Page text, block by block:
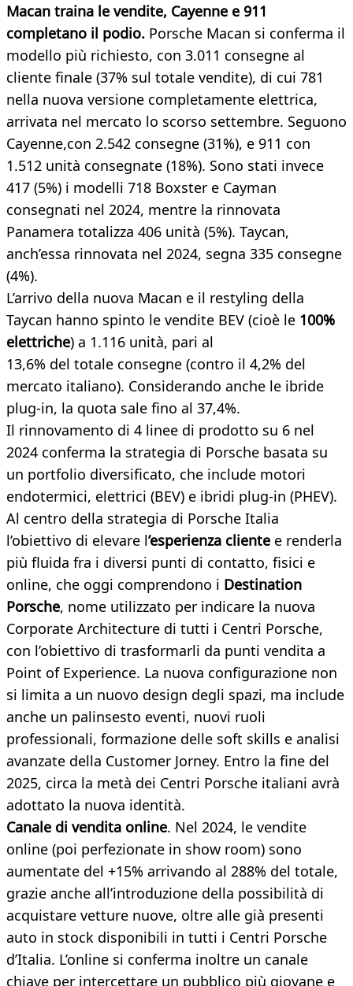
Macan traina le vendite, Cayenne e 911
completano il podio. Porsche Macan si conferma il
modello più richiesto, con 3.011 consegne al
cliente finale (37% sul totale vendite), di cui 781
nella nuova versione completamente elettrica,
arrivata nel mercato lo scorso settembre. Seguono
Cayenne,con 2.542 consegne (31%), e 911 con
1.512 unità consegnate (18%). Sono stati invece
417 (5%) i modelli 718 Boxster e Cayman
consegnati nel 2024, mentre la rinnovata
Panamera totalizza 406 unità (5%). Taycan,
anch’essa rinnovata nel 2024, segna 335 consegne
(4%).
L’arrivo della nuova Macan e il restyling della
Taycan hanno spinto le vendite BEV (cioè le 100%
elettriche) a 1.116 unità, pari al
13,6% del totale consegne (contro il 4,2% del
mercato italiano). Considerando anche le ibride
plug-in, la quota sale fino al 37,4%.
Il rinnovamento di 4 linee di prodotto su 6 nel
2024 conferma la strategia di Porsche basata su
un portfolio diversificato, che include motori
endotermici, elettrici (BEV) e ibridi plug-in (PHEV).
Al centro della strategia di Porsche Italia
l’obiettivo di elevare l’esperienza cliente e renderla
più fluida fra i diversi punti di contatto, fisici e
online, che oggi comprendono i Destination
Porsche, nome utilizzato per indicare la nuova
Corporate Architecture di tutti i Centri Porsche,
con l’obiettivo di trasformarli da punti vendita a
Point of Experience. La nuova configurazione non
si limita a un nuovo design degli spazi, ma include
anche un palinsesto eventi, nuovi ruoli
professionali, formazione delle soft skills e analisi
avanzate della Customer Jorney. Entro la fine del
2025, circa la metà dei Centri Porsche italiani avrà
adottato la nuova identità.
Canale di vendita online. Nel 2024, le vendite
online (poi perfezionate in show room) sono
aumentate del +15% arrivando al 288% del totale,
grazie anche all’introduzione della possibilità di
acquistare vetture nuove, oltre alle già presenti
auto in stock disponibili in tutti i Centri Porsche
d’Italia. L’online si conferma inoltre un canale
chiave per intercettare un pubblico più giovane e